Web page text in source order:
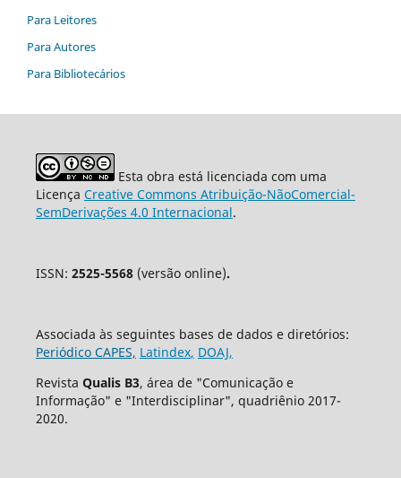
Para Leitores
Para Autores
Para Bibliotecários
Esta obra está licenciada com uma
Licença Creative Commons Atribuição-NãoComercial-
SemDerivações 4.0 Internacional.
ISSN: 2525-5568(versão online).
Associada às seguintes bases de dados e diretórios:
Periódico CAPES, Latindex, DOAJ,
Revista Qualis B3, área de "Comunicação e
Informação" e "Interdisciplinar", quadriênio 2017-
2020.